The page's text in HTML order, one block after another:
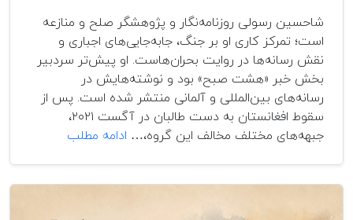
شاحسین رسولی روزنامه‌نگار و پژوهشگر صلح و منازعه
است؛ تمرکز کاری او بر جنگ، جابه‌جایی‌های اجباری و
نقش رسانه‌ها در روایت بحران‌هاست. او پیش‌تر سردبیر
بخش خبر «هشت صبح» بود و نوشته‌هایش در
رسانه‌های بین‌المللی و آلمانی منتشر شده است. پس از
سقوط افغانستان به دست طالبان در آگست ۲۰۲۱،
جبهه‌های مختلف مخالف این گروه،… ادامه مطلب